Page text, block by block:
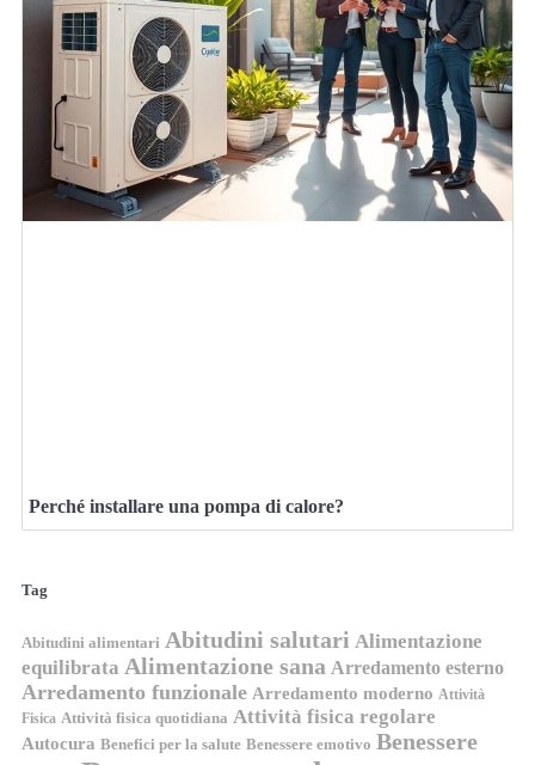
Perché installare una pompa di calore?
Tag
Abitudini alimentari Abitudini salutari Alimentazione
equilibrata Alimentazione sana Arredamento esterno
Arredamento funzionale Arredamento moderno Attività
Fisica Attività fisica quotidiana Attività fisica regolare
Autocura Benefici per la salute Benessere emotivo Benessere